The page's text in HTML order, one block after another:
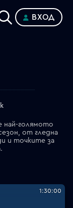
ВХОД
най-голямото
от гледна
и точките за
1:30:00